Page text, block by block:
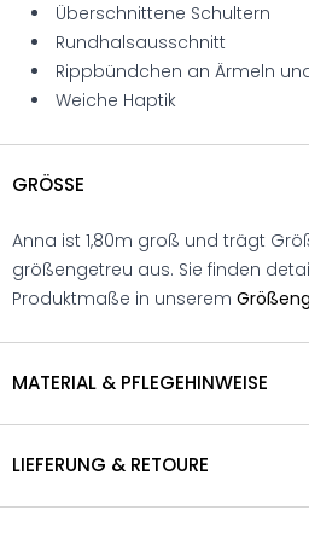
Überschnittene Schultern
Rundhalsausschnitt
Rippbündchen an Ärmeln
Weiche Haptik
GRÖSSE
Anna ist 1,80m groß und trägt
größengetreu aus. Sie finden
Produktmaße in unserem
MATERIAL & PFLEGEHINWEISE
LIEFERUNG & RETOURE